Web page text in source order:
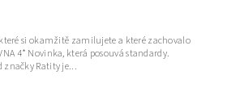
si okamžitě zamilujete a které zachovalo
standardy.
značky Ratity je...